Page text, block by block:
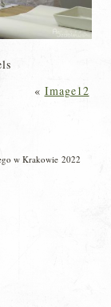
« Image12
w Krakowie 2022